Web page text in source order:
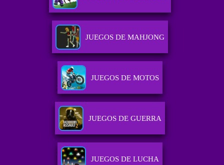
JUEGOS DE MAHJONG
JUEGOS DE MOTOS
JUEGOS DE GUERRA
JUEGOS DE LUCHA